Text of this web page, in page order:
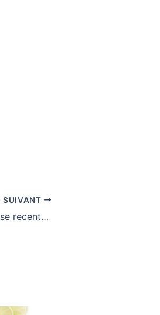
SUIVANT
Le pouvoir du silence : se recentrer dans un monde bruyant